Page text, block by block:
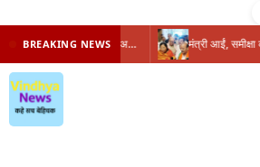
BREAKING NEWS प्रभारी मंत्री के निशाने पर नगर निगम,अफसरों को 10 दिन का अल्टीमेटम,नहीं होगी कार्रवाई, महापौर-आयुक्त के बीच सौहार्दहीनता पर मंत्री ने उठाए सवाल